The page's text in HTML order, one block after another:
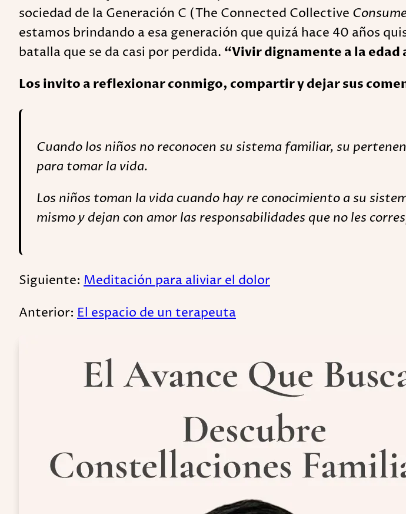
sociedad de la Generación C (The Connected Collective
estamos brindando a esa generación que quizá hace 40 años
batalla que se da casi por perdida. “Vivir dignamente a la edad
Los invito a reflexionar conmigo, compartir y dejar sus
Cuando los niños no reconocen su sistema familiar, su
para tomar la vida.
Los niños toman la vida cuando hay re conocimiento a su
mismo y dejan con amor las responsabilidades que no les
Siguiente: Meditación para aliviar el dolor
Anterior: El espacio de un terapeuta